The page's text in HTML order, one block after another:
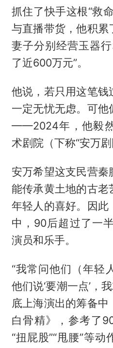
抓住了快手这根“救
与直播带货，他积累
妻子分别经营玉器
了近600万元”。
他说，若只用这笔钱
一定无忧无虑。可
——2024年，他毅
术剧院（下称“安万剧
安万希望这支民营
能传承黄土地的古
年轻人的喜好。因此
中，90后超过了一
演员和乐手。
“我常问他们（年轻
他们说‘要潮一点’，
底上海演出的筹备
白骨精》，参考了
“扭屁股”“甩腰”等动